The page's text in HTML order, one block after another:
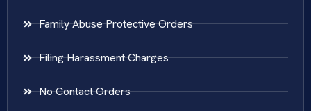
Family Abuse Protective Orders
Filing Harassment Charges
No Contact Orders